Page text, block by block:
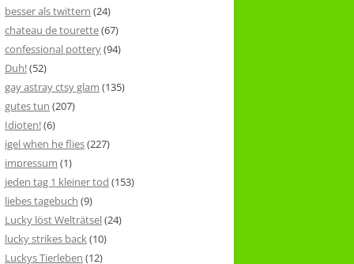
besser als twittern (24)
chateau de tourette(67)
confessional pottery(94)
Duh!(52)
gay astray ctsy glam (135)
gutes tun (207)
Idioten!(6)
igel when he flies(227)
impressum (1)
jeden tag 1 kleiner tod (153)
liebes tagebuch (9)
Lucky löst Welträtsel(24)
lucky strikes back(10)
Luckys Tierleben (12)